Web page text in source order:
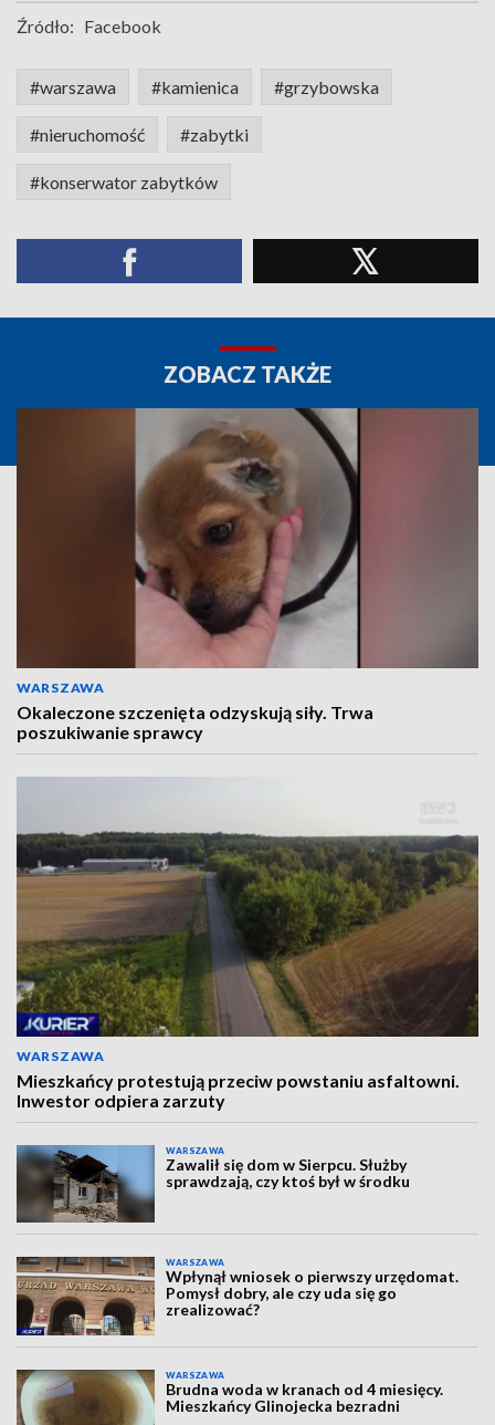
Źródło: Facebook
#warszawa #kamienica #grzybowska
#nieruchomość #zabytki
#konserwator zabytków
ZOBACZ TAKŻE
WARSZAWA
Okaleczone szczenięta odzyskują siły. Trwa
poszukiwanie sprawcy
WARSZAWA
Mieszkańcy protestują przeciw powstaniu asfaltowni.
Inwestor odpiera zarzuty
WARSZAWA
Zawalił się dom w Sierpcu. Służby
sprawdzają, czy ktoś był w środku
WARSZAWA
Wpłynął wniosek o pierwszy urzędomat.
Pomysł dobry, ale czy uda się go
zrealizować?
WARSZAWA
Brudna woda w kranach od 4 miesięcy.
Mieszkańcy Glinojecka bezradni